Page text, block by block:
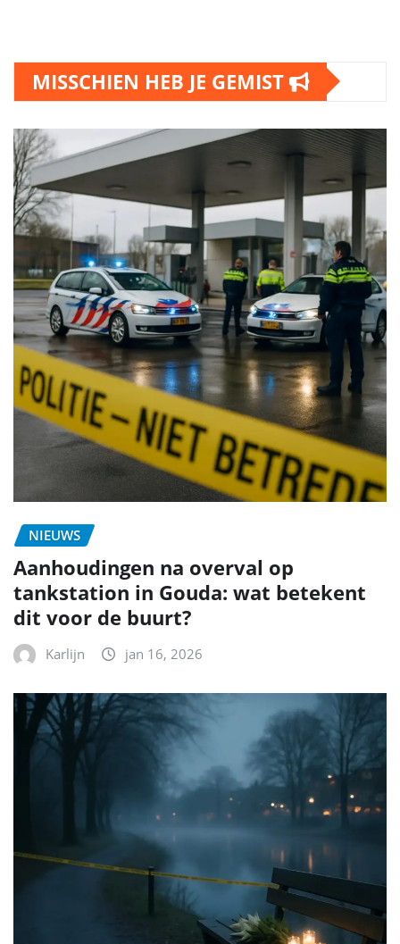
MISSCHIEN HEB JE GEMIST
NIEUWS
Aanhoudingen na overval op
tankstation in Gouda: wat betekent
dit voor de buurt?
Karlijn jan 16, 2026